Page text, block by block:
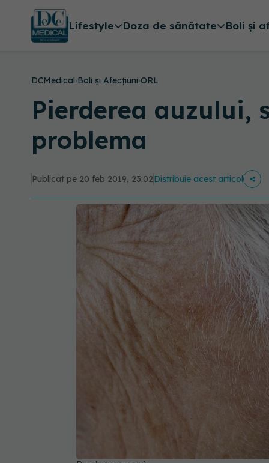
Lifestyle Doza de sănătate Boli și
DCMedical›Boli și Afecțiuni›ORL
Pierderea auzului,
problema
Publicat pe 20 feb 2019, 23:02Distribuie acest articol